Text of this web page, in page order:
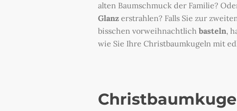
alten Baumschmuck der Familie?
Glanzerstrahlen? Falls Sie zur
bisschen vorweihnachtlich basteln,
wie Sie Ihre Christbaumkugeln mit